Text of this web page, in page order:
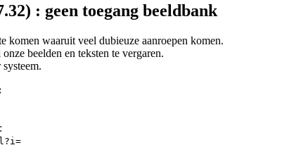
: geen toegang beeldbank
waaruit veel dubieuze aanroepen komen.
beelden en teksten te vergaren.